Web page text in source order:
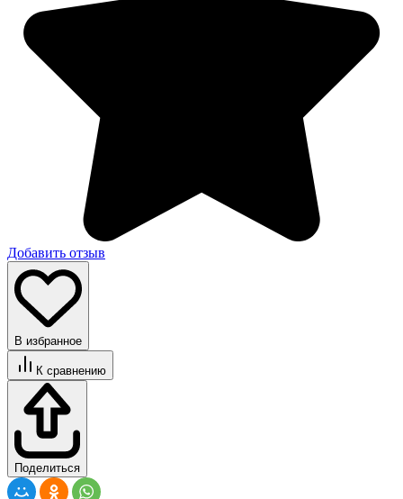
Добавить отзыв
В избранное
К сравнению
Поделиться